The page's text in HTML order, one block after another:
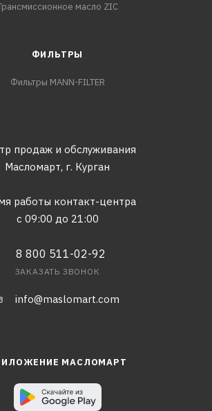
масло ZIC
ФИЛЬТРЫ
Фильтры MANN-FILTER
продаж и обслуживания
Масломарт, г. Курган
работы контакт-центра
с 09:00 до 21:00
8 800 511-02-92
ЗАКАЗАТЬ ЗВОНОК
info@maslomart.com
МАСЛОМАРТ